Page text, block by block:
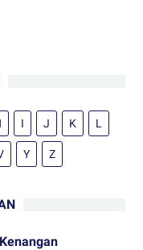
I J K L
Y Z